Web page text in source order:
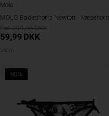
Molo
MOLO Badeshorts Newton - Næsehorn
299,95
59,99 DKK
56cm
80%